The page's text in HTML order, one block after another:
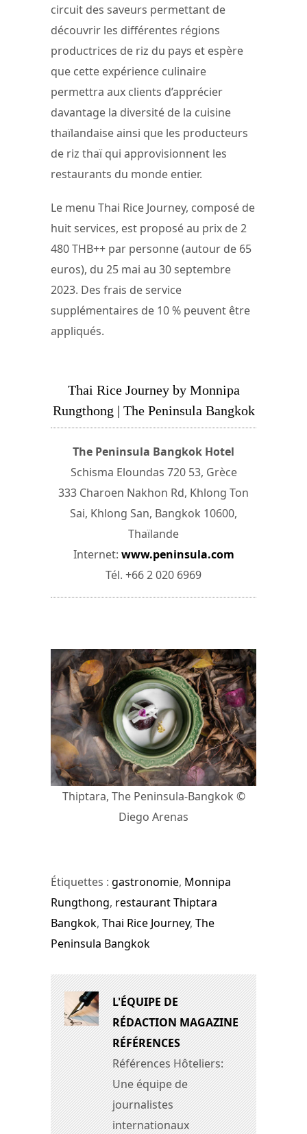
circuit des saveurs permettant de
découvrir les différentes régions
productrices de riz du pays et espère
que cette expérience culinaire
permettra aux clients d’apprécier
davantage la diversité de la cuisine
thaïlandaise ainsi que les producteurs
de riz thaï qui approvisionnent les
restaurants du monde entier.
Le menu Thai Rice Journey, composé de
huit services, est proposé au prix de 2
480 THB++ par personne (autour de 65
euros), du 25 mai au 30 septembre
2023. Des frais de service
supplémentaires de 10 % peuvent être
appliqués.
Thai Rice Journey by Monnipa
Rungthong | The Peninsula Bangkok
The Peninsula Bangkok Hotel
Schisma Eloundas 720 53, Grèce
333 Charoen Nakhon Rd, Khlong Ton
Sai, Khlong San, Bangkok 10600,
Thaïlande
Internet: www.peninsula.com
Tél. +66 2 020 6969
Thiptara, The Peninsula-Bangkok ©
Diego Arenas
Étiquettes : gastronomie, Monnipa
Rungthong, restaurant Thiptara
Bangkok, Thai Rice Journey, The
Peninsula Bangkok
L'ÉQUIPE DE
RÉDACTION MAGAZINE
RÉFÉRENCES
Références Hôteliers:
Une équipe de
journalistes
internationaux